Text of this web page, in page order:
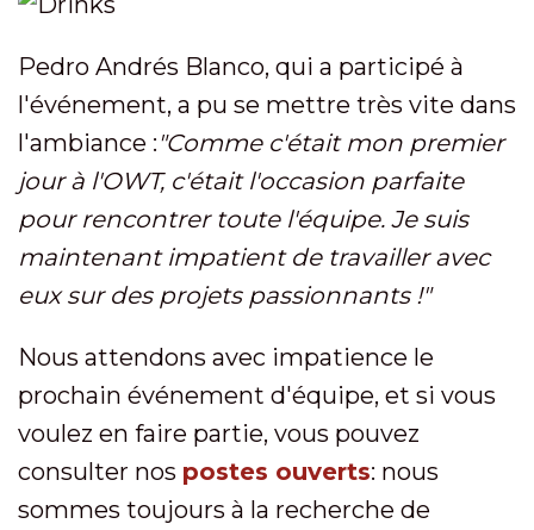
Pedro Andrés Blanco, qui a participé à
l'événement, a pu se mettre très vite dans
l'ambiance :"Comme c'était mon premier
jour à l'OWT, c'était l'occasion parfaite
pour rencontrer toute l'équipe. Je suis
maintenant impatient de travailler avec
eux sur des projets passionnants !"
Nous attendons avec impatience le
prochain événement d'équipe, et si vous
voulez en faire partie, vous pouvez
consulter nos postes ouverts: nous
sommes toujours à la recherche de